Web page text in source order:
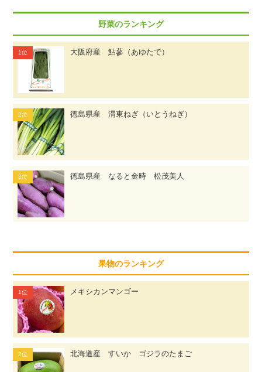
野菜のランキング
大阪府産 鮎蓼（あゆたで）
徳島県産 渭東ねぎ（いとうねぎ）
徳島県産 なると金時 松茂美人
果物のランキング
メキシカンマンゴー
北海道産 すいか ゴジラのたまご